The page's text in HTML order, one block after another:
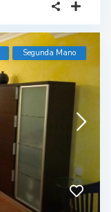
Segunda Mano